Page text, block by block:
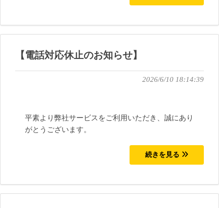
【電話対応休止のお知らせ】
2026/6/10 18:14:39
平素より弊社サービスをご利用いただき、誠にあり
がとうございます。
続きを見る